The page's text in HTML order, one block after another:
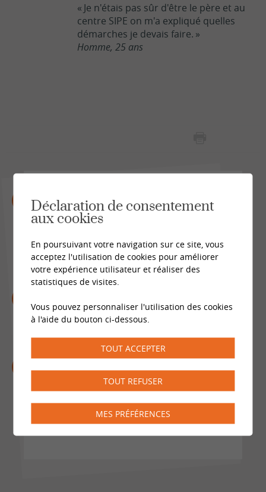
« Je n'étais pas sûr d'être le père et au
centre SIPE on m'a expliqué quelles
démarches je devais faire. »
Homme, 25 ans
Je souhaite faire des cours de
préparation à la naissance
que ma caisse maladie
participe aux coûts ?
Mon employeur peut-il me
licencier ?
je ne suis pas marié avec la
maman de mon futur bébé.
Quelles démarches dois-je
entreprendre ?
Déclaration de consentement
aux cookies
En poursuivant votre navigation sur ce site, vous
acceptez l'utilisation de cookies pour améliorer
votre expérience utilisateur et réaliser des
statistiques de visites.
Vous pouvez personnaliser l'utilisation des cookies
à l'aide du bouton ci-dessous.
TOUT ACCEPTER
TOUT REFUSER
MES PRÉFÉRENCES